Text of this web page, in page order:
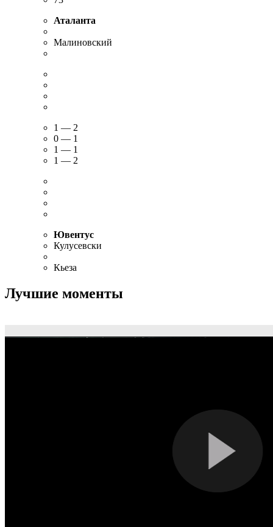
Аталанта
Малиновский
1 — 2
0 — 1
1 — 1
1 — 2
Ювентус
Кулусевски
Кьеза
Лучшие моменты